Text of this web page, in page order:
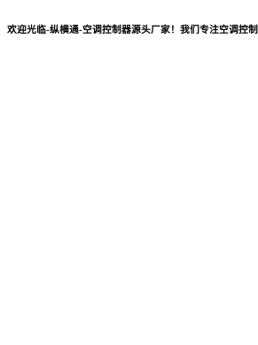
欢迎光临-纵横通-空调控制器源头厂家！我们专注空调控